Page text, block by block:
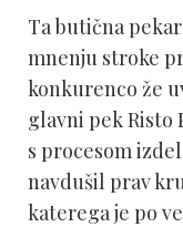
Ta butična
mnenju stroke
konkurenco že
glavni pek Risto
s procesom
navdušil prav
katerega je po